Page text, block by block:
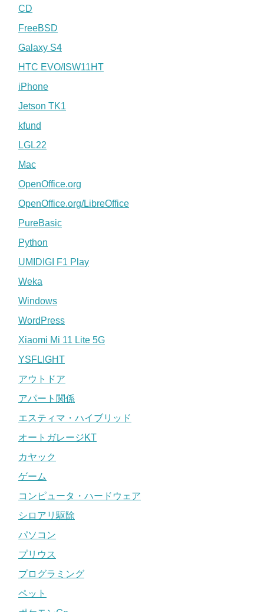
CD
FreeBSD
Galaxy S4
HTC EVO/ISW11HT
iPhone
Jetson TK1
kfund
LGL22
Mac
OpenOffice.org
OpenOffice.org/LibreOffice
PureBasic
Python
UMIDIGI F1 Play
Weka
Windows
WordPress
Xiaomi Mi 11 Lite 5G
YSFLIGHT
アウトドア
アパート関係
エスティマ・ハイブリッド
オートガレージKT
カヤック
ゲーム
コンピュータ・ハードウェア
シロアリ駆除
パソコン
プリウス
プログラミング
ペット